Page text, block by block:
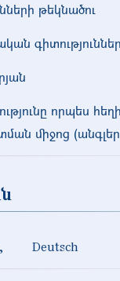
թեկնածու
գիտություններ
որպես
միջոց
Deutsch